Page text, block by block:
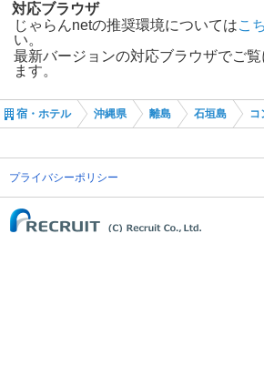
対応ブラウザ
じゃらんnetの推奨環境についてはこ
い。
最新バージョンの対応ブラウザでご
ます。
宿・ホテル 沖縄県 離島 石垣島 コ
プライバシーポリシー